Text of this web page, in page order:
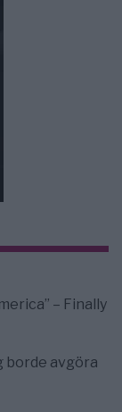
– Finally
borde avgöra